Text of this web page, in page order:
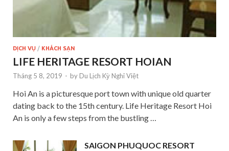
DỊCH VỤ / KHÁCH SẠN
LIFE HERITAGE RESORT HOIAN
Tháng 5 8, 2019 - by Du Lịch Kỳ Nghỉ Việt
Hoi An is a picturesque port town with unique old quarter
dating back to the 15th century. Life Heritage Resort Hoi
An is only a few steps from the bustling …
SAIGON PHUQUOC RESORT